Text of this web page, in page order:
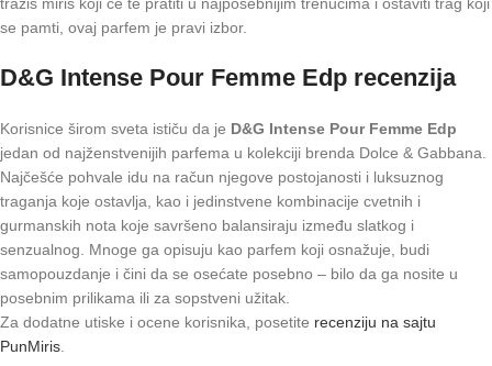
se pamti, ovaj parfem je pravi izbor.
D&G Intense Pour Femme Edp recenzija
Korisnice širom sveta ističu da je D&G Intense Pour Femme Edp
jedan od najženstvenijih parfema u kolekciji brenda Dolce & Gabbana.
Najčešće pohvale idu na račun njegove postojanosti i luksuznog
traganja koje ostavlja, kao i jedinstvene kombinacije cvetnih i
gurmanskih nota koje savršeno balansiraju između slatkog i
senzualnog. Mnoge ga opisuju kao parfem koji osnažuje, budi
samopouzdanje i čini da se osećate posebno – bilo da ga nosite u
posebnim prilikama ili za sopstveni užitak.
Za dodatne utiske i ocene korisnika, posetite recenziju na sajtu
PunMiris